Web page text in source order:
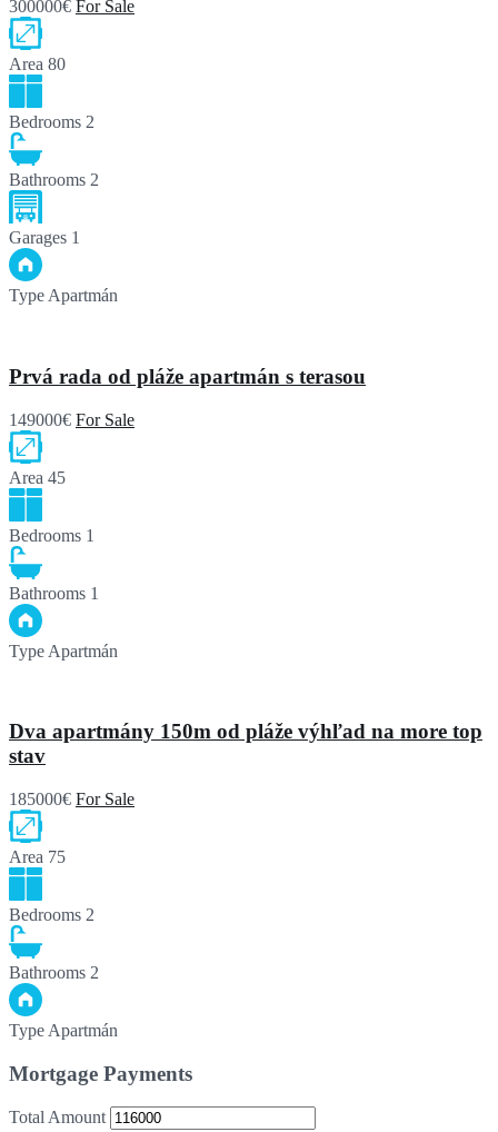
300000€ For Sale
Area 80
Bedrooms 2
Bathrooms 2
Garages 1
Type Apartmán
Prvá rada od pláže apartmán s terasou
149000€ For Sale
Area 45
Bedrooms 1
Bathrooms 1
Type Apartmán
Dva apartmány 150m od pláže výhľad na more top
stav
185000€ For Sale
Area 75
Bedrooms 2
Bathrooms 2
Type Apartmán
Mortgage Payments
Total Amount